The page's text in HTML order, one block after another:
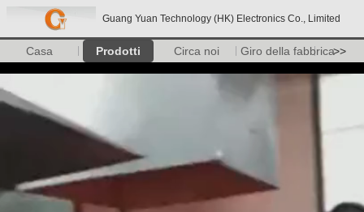
Guang Yuan Technology (HK) Electronics Co., Limited
Casa Prodotti Circa noi Giro della fabbrica>>